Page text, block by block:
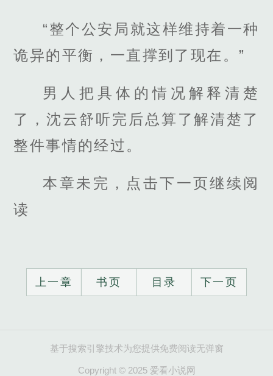
“整个公安局就这样维持着一种
诡异的平衡，一直撑到了现在。”
男人把具体的情况解释清楚
了，沈云舒听完后总算了解清楚了
整件事情的经过。
本章未完，点击下一页继续阅
读
上一章 书页 目录 下一页
基于搜索引擎技术为您提供免费阅读无弹窗
Copyright © 2025 爱看小说网